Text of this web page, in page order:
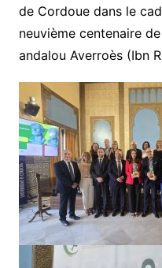
de Cordoue dans le
neuvième centenaire
andalou Averroès (Ibn